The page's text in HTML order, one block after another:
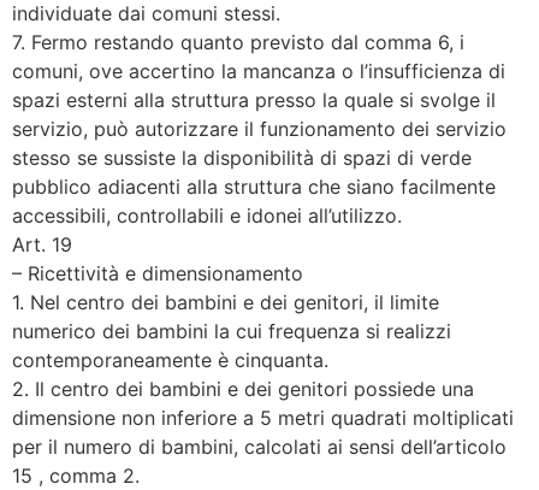
individuate dai comuni stessi.
7. Fermo restando quanto previsto dal comma 6, i
comuni, ove accertino la mancanza o l’insufficienza di
spazi esterni alla struttura presso la quale si svolge il
servizio, può autorizzare il funzionamento dei servizio
stesso se sussiste la disponibilità di spazi di verde
pubblico adiacenti alla struttura che siano facilmente
accessibili, controllabili e idonei all’utilizzo.
Art. 19
– Ricettività e dimensionamento
1. Nel centro dei bambini e dei genitori, il limite
numerico dei bambini la cui frequenza si realizzi
contemporaneamente è cinquanta.
2. Il centro dei bambini e dei genitori possiede una
dimensione non inferiore a 5 metri quadrati moltiplicati
per il numero di bambini, calcolati ai sensi dell’articolo
15 , comma 2.